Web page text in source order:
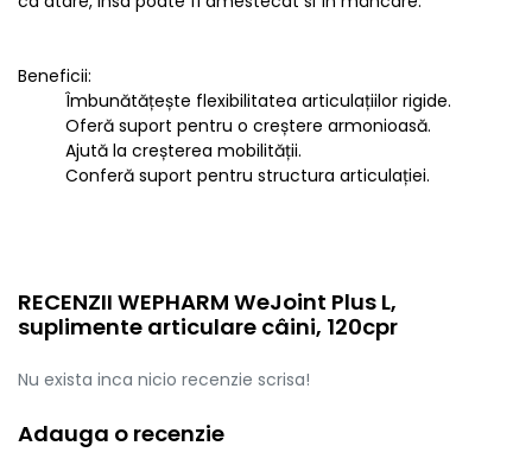
Beneficii:
Îmbunătățește flexibilitatea articulațiilor rigide.
Oferă suport pentru o creștere armonioasă.
Ajută la creșterea mobilității.
Conferă suport pentru structura articulației.
RECENZII WEPHARM WeJoint Plus L,
suplimente articulare câini, 120cpr
Nu exista inca nicio recenzie scrisa!
Adauga o recenzie